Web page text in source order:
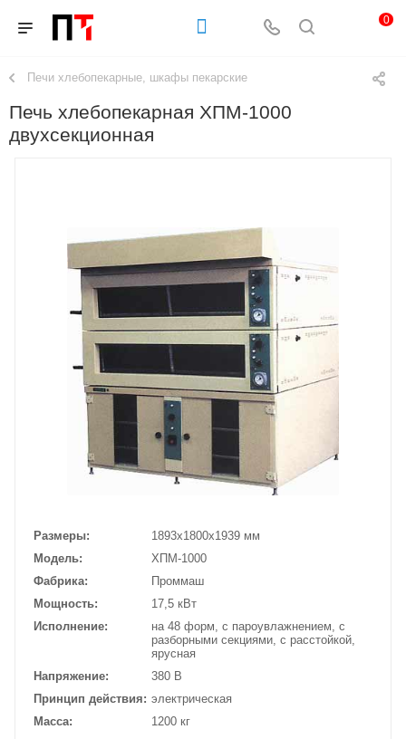
0
Печи хлебопекарные, шкафы пекарские
Печь хлебопекарная ХПМ-1000
двухсекционная
Размеры
1893х1800х1939 мм
Модель
ХПМ-1000
Фабрика
Проммаш
Мощность
17,5 кВт
Исполнение
на 48 форм, с пароувлажнением, с
разборными секциями, с расстойкой,
ярусная
Напряжение
380 В
Принцип действия
электрическая
Масса
1200 кг